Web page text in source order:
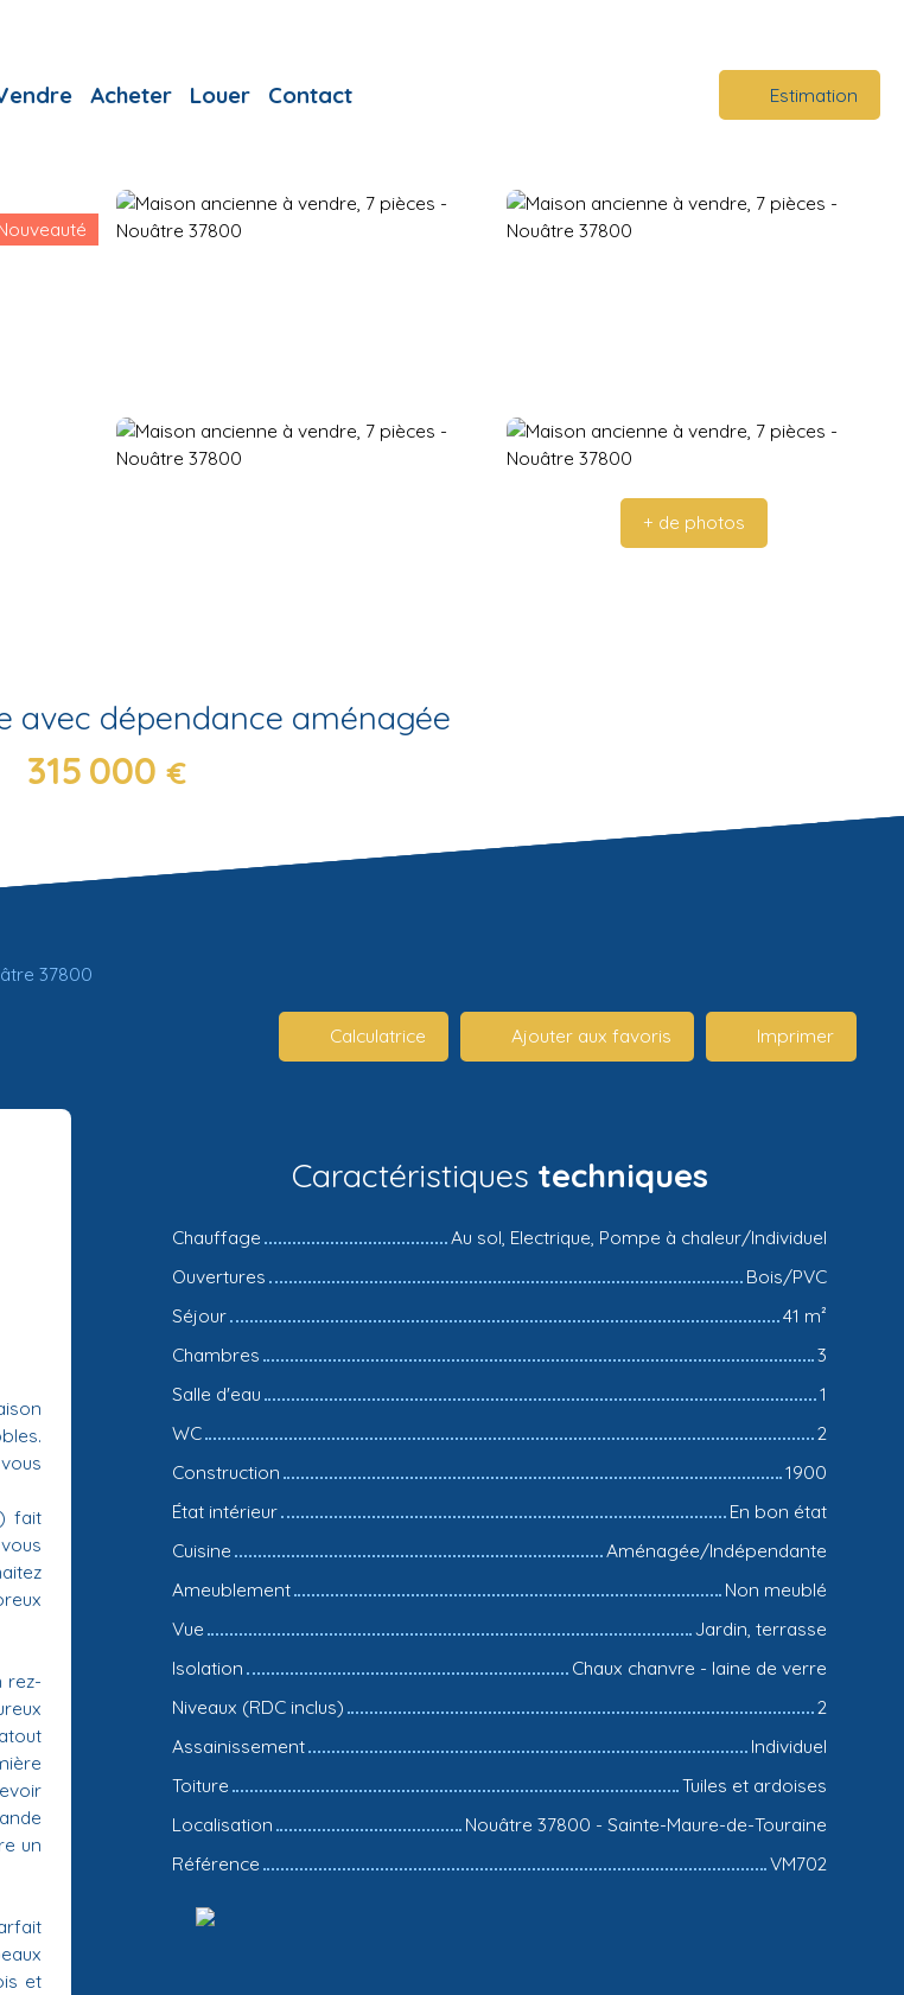
Acheter Louer Contact Estimation
+ de photos
avec dépendance aménagée
315 000€
37800
Calculatrice Ajouter aux favoris Imprimer
fait
rez-
un
et
Caractéristiques techniques
Chauffage
Au sol, Electrique, Pompe à chaleur/Individuel
Ouvertures
Bois/PVC
Séjour
41 m²
Chambres
3
Salle d'eau
1
WC
2
Construction
1900
État intérieur
En bon état
Cuisine
Aménagée/Indépendante
Ameublement
Non meublé
Vue
Jardin, terrasse
Isolation
Chaux chanvre - laine de verre
Niveaux (RDC inclus)
2
Assainissement
Individuel
Toiture
Tuiles et ardoises
Localisation
Nouâtre 37800 - Sainte-Maure-de-Touraine
Référence
VM702